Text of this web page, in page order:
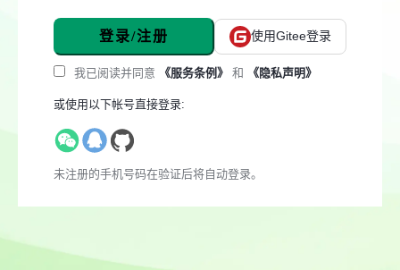
登录/注册 使用Gitee登录
我已阅读并同意 《服务条例》 和 《隐私声明》
或使用以下帐号直接登录:
未注册的手机号码在验证后将自动登录。